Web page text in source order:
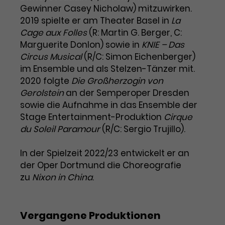
Benutzer*in wiedererkannt werden,
und es wird Zugang zu
geschützten Bereichen gewährt.
Name cookie_optin
Anbieter TYPO3
Laufzeit 1 Monat
Enthält die gewählten Tracking-
Optin-Einstellungen.
Laufzeit 2 Jahre
Zweck
Dieses Cookie wird von Google
Analytics installiert. Das Cookie
wird verwendet, um
Besucher*innen-, Sitzungs- und
Kampagnendaten zu berechnen
und die Nutzung der Website für
den Analysebericht der Website zu
verfolgen. Die Cookies speichern
Informationen anonym und weisen
um Besuche zu erkennen.
Anbieter Google Analytics
Marketing
Diese Gruppe beinhaltet alle Scripte, die es uns
ermöglichen die Leistung unserer
Werbekampagnen zu analysieren und
Conversions zu messen. Außerdem helfen sie
uns dabei Werbeanzeigen und Inhalte besser auf
die Interessen unserer Nutzer abzustimmen.
Name
_gcl_au
Anbieter Google Ads
Laufzeit 3 Monate
Zweck
Wird von Google verwendet, um
die Effizienz von Werbeanzeigen zu
messen und Conversions zu
speichern. Dieses Cookie hilft dabei
Website gelangt sind.
Cookie-Informationen
Gewinner Casey Nicholaw) mitzuwirken.
2019 spielte er am Theater Basel in La
Cage aux Folles(R: Martin G. Berger, C:
Marguerite Donlon) sowie in KNIE – Das
Circus Musical(R/C: Simon Eichenberger)
im Ensemble und als Stelzen-Tänzer mit.
2020 folgte Die Großherzogin von
Gerolsteinan der Semperoper Dresden
sowie die Aufnahme in das Ensemble der
Stage Entertainment-Produktion Cirque
du Soleil Paramour(R/C: Sergio Trujillo).
In der Spielzeit 2022/23 entwickelt er an
der Oper Dortmund die Choreografie
zu Nixon in China.
Vergangene Produktionen